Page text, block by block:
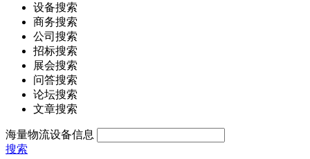
设备搜索
商务搜索
公司搜索
招标搜索
展会搜索
问答搜索
论坛搜索
文章搜索
海量物流设备信息
搜索